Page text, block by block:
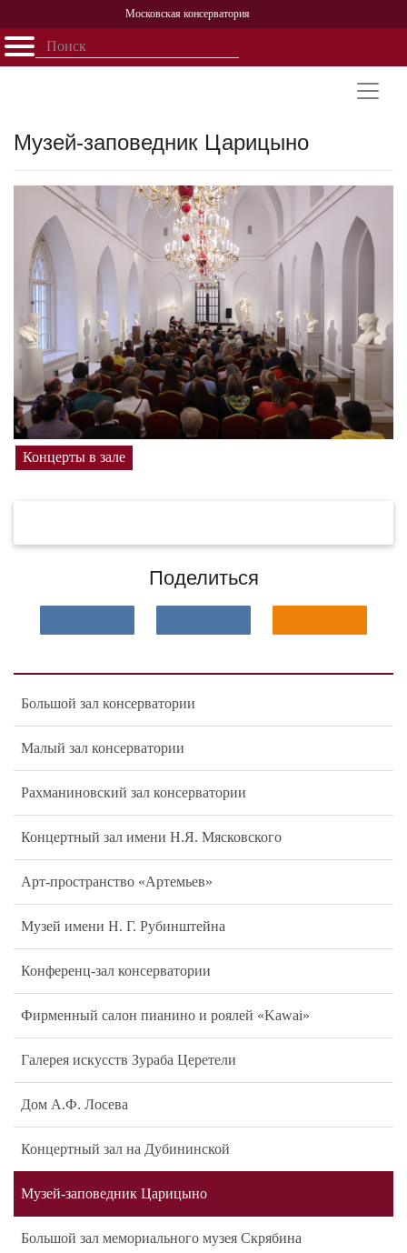
Московская консерватория
Открыть - закрыть
Персоналии
История
Музей-заповедник Царицыно
Концерты в зале
Поделиться
Большой зал консерватории
Малый зал консерватории
Рахманиновский зал консерватории
Концертный зал имени Н.Я. Мясковского
Арт-пространство «Артемьев»
Музей имени Н. Г. Рубинштейна
Конференц-зал консерватории
Фирменный салон пианино и роялей «Kawai»
Галерея искусств Зураба Церетели
Дом А.Ф. Лосева
Концертный зал на Дубининской
Музей-заповедник Царицыно
Большой зал мемориального музея Скрябина